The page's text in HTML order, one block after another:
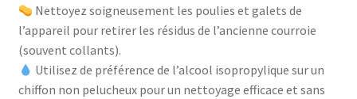
Nettoyez soigneusement les poulies et galets de
l’appareil pour retirer les résidus de l’ancienne courroie
(souvent collants).
Utilisez de préférence de l’alcool isopropylique sur un
chiffon non pelucheux pour un nettoyage efficace et sans